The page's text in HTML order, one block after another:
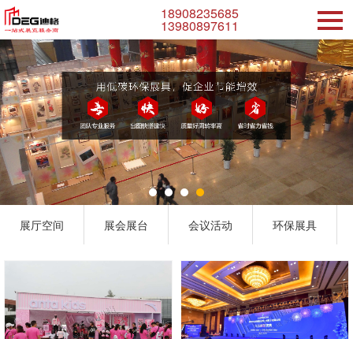
18908235685
13980897611
展厅空间 展会展台 会议活动 环保展具